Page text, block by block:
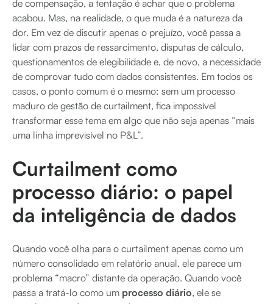
de compensação, a tentação é achar que o problema
acabou. Mas, na realidade, o que muda é a natureza da
dor. Em vez de discutir apenas o prejuízo, você passa a
lidar com prazos de ressarcimento, disputas de cálculo,
questionamentos de elegibilidade e, de novo, a necessidade
de comprovar tudo com dados consistentes. Em todos os
casos, o ponto comum é o mesmo: sem um processo
maduro de gestão de curtailment, fica impossível
transformar esse tema em algo que não seja apenas “mais
uma linha imprevisível no P&L”.
Curtailment como
processo diário: o papel
da inteligência de dados
Quando você olha para o curtailment apenas como um
número consolidado em relatório anual, ele parece um
problema “macro” distante da operação. Quando você
passa a tratá-lo como um processo diário, ele se